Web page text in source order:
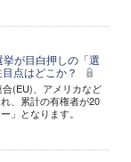
が目白押しの「選
点はどこか？
(EU)、アメリカなど
、累計の有権者が20
」となります。